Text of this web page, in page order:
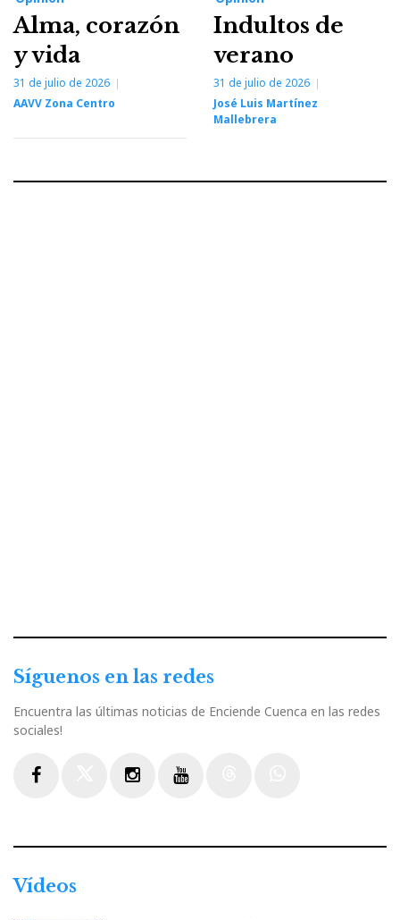
Alma, corazón
y vida
31 de julio de 2026
AAVV Zona Centro
Indultos de
verano
31 de julio de 2026
José Luis Martínez
Mallebrera
Síguenos en las redes
Encuentra las últimas noticias de Enciende Cuenca en las redes
sociales!
Vídeos